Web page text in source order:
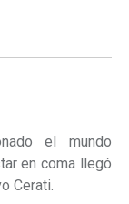
el mundo
en coma llegó
Cerati.